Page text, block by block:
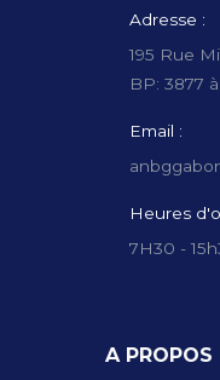
Adresse :
195 Rue
BP: 3877
Email :
Heures
7H30 -
A PROPOS